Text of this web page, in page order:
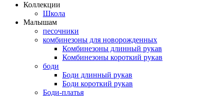
Коллекции
Школа
Малышам
песочники
комбинезоны для новорожденных
Комбинезоны длинный рукав
Комбинезоны короткий рукав
боди
Боди длинный рукав
Боди короткий рукав
Боди-платья